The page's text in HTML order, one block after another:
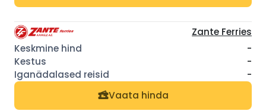
Zante Ferries
-
-
-
Vaata hinda